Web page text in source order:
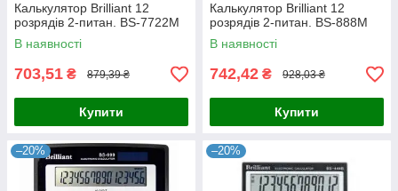
Калькулятор Brilliant 12
розрядів 2-питан. BS-7722M
В наявності
703,51 ₴ 879,39 ₴
Купити
Калькулятор Brilliant 12
розрядів 2-питан. BS-888M
В наявності
742,42 ₴ 928,03 ₴
Купити
–20% –20%